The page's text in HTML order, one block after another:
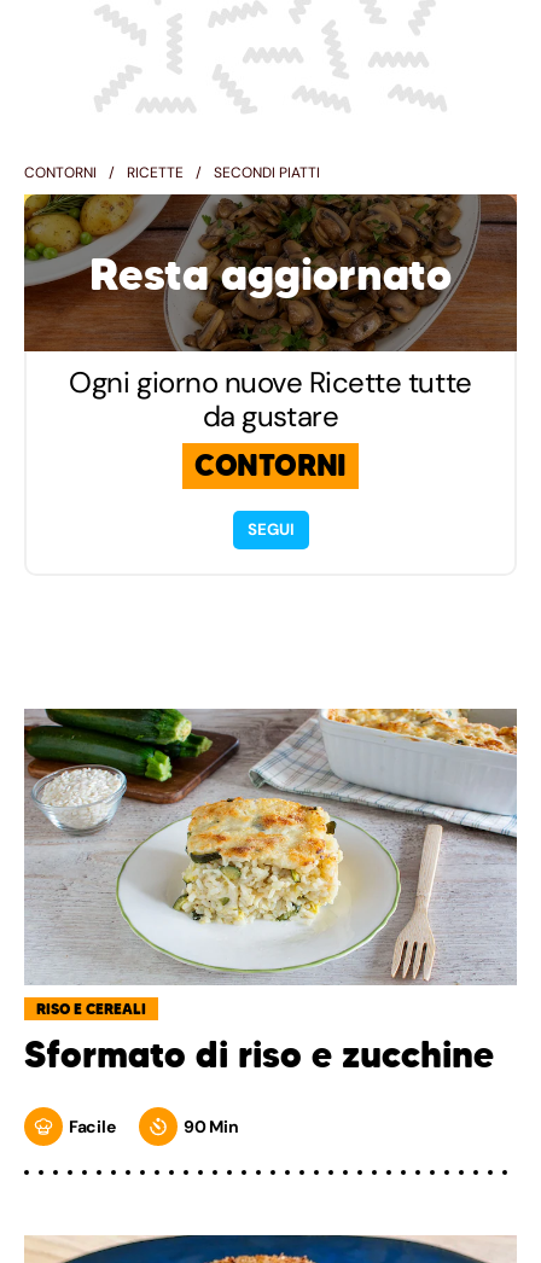
CONTORNI RICETTE SECONDI PIATTI
Resta aggiornato
Ogni giorno nuove Ricette tutte
da gustare
CONTORNI
SEGUI
RISO E CEREALI
Sformato di riso e zucchine
Facile 90 Min